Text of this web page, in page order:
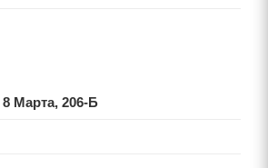
8 Марта, 206-Б